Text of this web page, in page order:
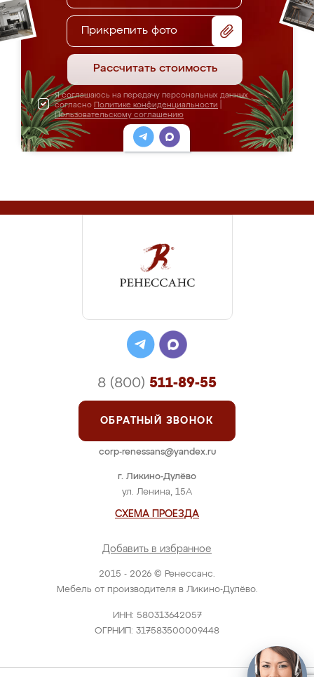
Прикрепить фото
Рассчитать стоимость
Я соглашаюсь на передачу персональных данных
согласно Политике конфиденциальности
Пользовательскому соглашению
2015 - 2026 © Ренессанс.
Мебель от производителя в Ликино-Дулёво.
ИНН: 580313642057
ОГРНИП: 317583500009448
г. Ликино-Дулёво
ул. Ленина, 15А
СХЕМА ПРОЕЗДА
Добавить в избранное
8 (800) 511-89-55
ОБРАТНЫЙ ЗВОНОК
corp-renessans@yandex.ru